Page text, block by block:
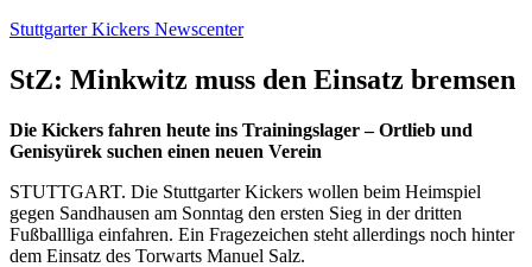
Zum
springen
Stuttgarter Kickers Newscenter
StZ: Minkwitz muss den Einsatz bremsen
Die Kickers fahren heute ins Trainingslager – Ortlieb und
Genisyürek suchen einen neuen Verein
STUTTGART. Die Stuttgarter Kickers wollen beim Heimspiel
gegen Sandhausen am Sonntag den ersten Sieg in der dritten
Fußballliga einfahren. Ein Fragezeichen steht allerdings noch hinter
dem Einsatz des Torwarts Manuel Salz.